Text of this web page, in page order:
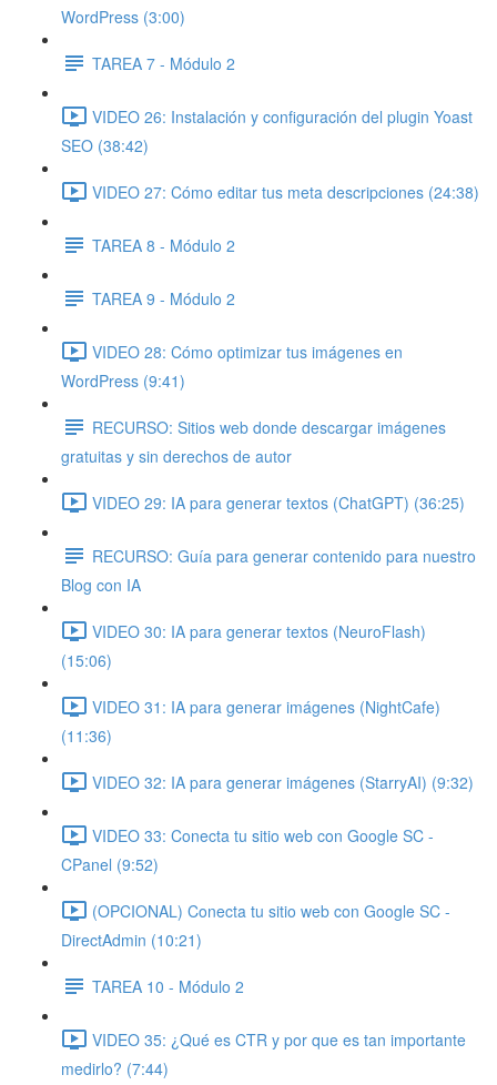
WordPress (3:00)
TAREA 7 - Módulo 2
VIDEO 26: Instalación y configuración del plugin Yoast
SEO (38:42)
VIDEO 27: Cómo editar tus meta descripciones (24:38)
TAREA 8 - Módulo 2
TAREA 9 - Módulo 2
VIDEO 28: Cómo optimizar tus imágenes en
WordPress (9:41)
RECURSO: Sitios web donde descargar imágenes
gratuitas y sin derechos de autor
VIDEO 29: IA para generar textos (ChatGPT) (36:25)
RECURSO: Guía para generar contenido para nuestro
Blog con IA
VIDEO 30: IA para generar textos (NeuroFlash)
(15:06)
VIDEO 31: IA para generar imágenes (NightCafe)
(11:36)
VIDEO 32: IA para generar imágenes (StarryAI) (9:32)
VIDEO 33: Conecta tu sitio web con Google SC -
CPanel (9:52)
(OPCIONAL) Conecta tu sitio web con Google SC -
DirectAdmin (10:21)
TAREA 10 - Módulo 2
VIDEO 35: ¿Qué es CTR y por que es tan importante
medirlo? (7:44)